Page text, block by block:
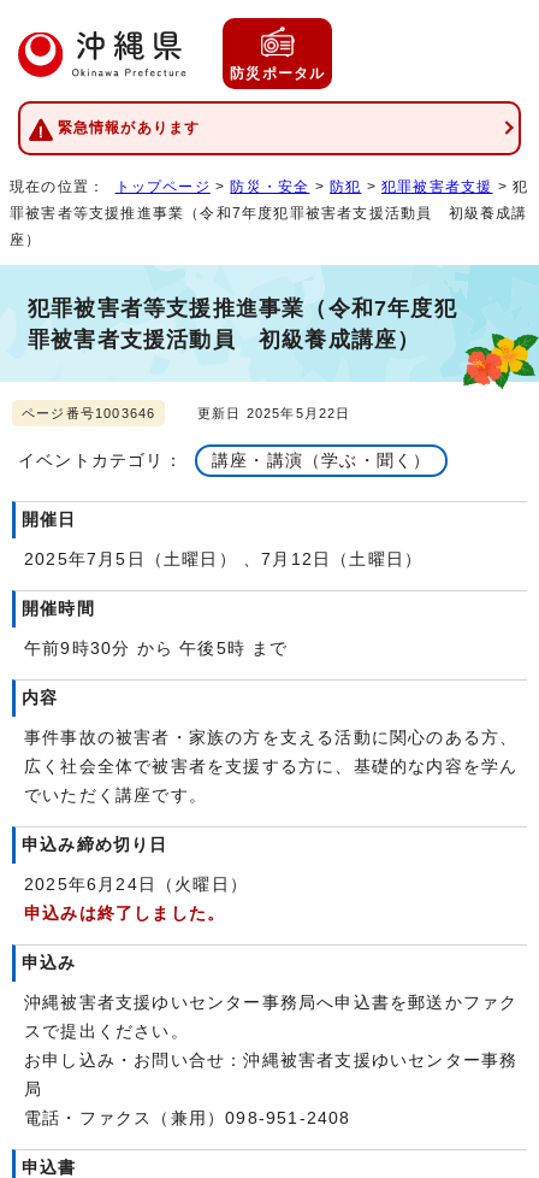
防災ポータル
緊急情報があります
現在の位置： トップページ >防災・安全 >防犯 >犯罪被害者支援 > 犯
罪被害者等支援推進事業（令和7年度犯罪被害者支援活動員 初級養成講
座）
犯罪被害者等支援推進事業（令和7年度犯
罪被害者支援活動員 初級養成講座）
ページ番号1003646 更新日 2025年5月22日
イベントカテゴリ： 講座・講演（学ぶ・聞く）
開催日
2025年7月5日（土曜日） 、7月12日（土曜日）
開催時間
午前9時30分 から 午後5時 まで
内容
事件事故の被害者・家族の方を支える活動に関心のある方、
広く社会全体で被害者を支援する方に、基礎的な内容を学ん
でいただく講座です。
申込み締め切り日
2025年6月24日（火曜日）
申込みは終了しました。
申込み
沖縄被害者支援ゆいセンター事務局へ申込書を郵送かファク
スで提出ください。
お申し込み・お問い合せ：沖縄被害者支援ゆいセンター事務
局
電話・ファクス（兼用）098-951-2408
申込書